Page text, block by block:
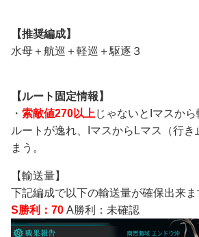
【推奨編成】
水母＋航巡＋軽巡＋駆逐３
【ルート固定情報】
・ 索敵値270以上 じゃないとIマスか
ルートが逸れ、IマスからLマス（行き
まう。
【輸送量】
下記編成で以下の輸送量が確保出来ま
S勝利：70 A勝利：未確認